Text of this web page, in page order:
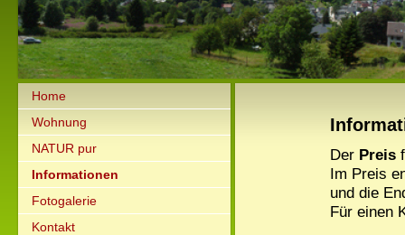
Home
Wohnung
NATUR pur
Informationen
Fotogalerie
Kontakt
Der Preis
Im Preis
und die
Für einen